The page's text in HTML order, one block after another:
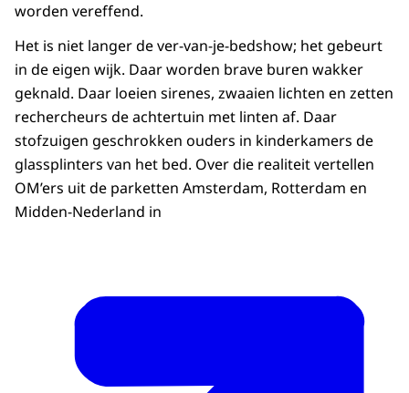
worden vereffend.
Het is niet langer de ver-van-je-bedshow; het gebeurt
in de eigen wijk. Daar worden brave buren wakker
geknald. Daar loeien sirenes, zwaaien lichten en zetten
rechercheurs de achtertuin met linten af. Daar
stofzuigen geschrokken ouders in kinderkamers de
glassplinters van het bed. Over die realiteit vertellen
OM’ers uit de parketten Amsterdam, Rotterdam en
Midden-Nederland in